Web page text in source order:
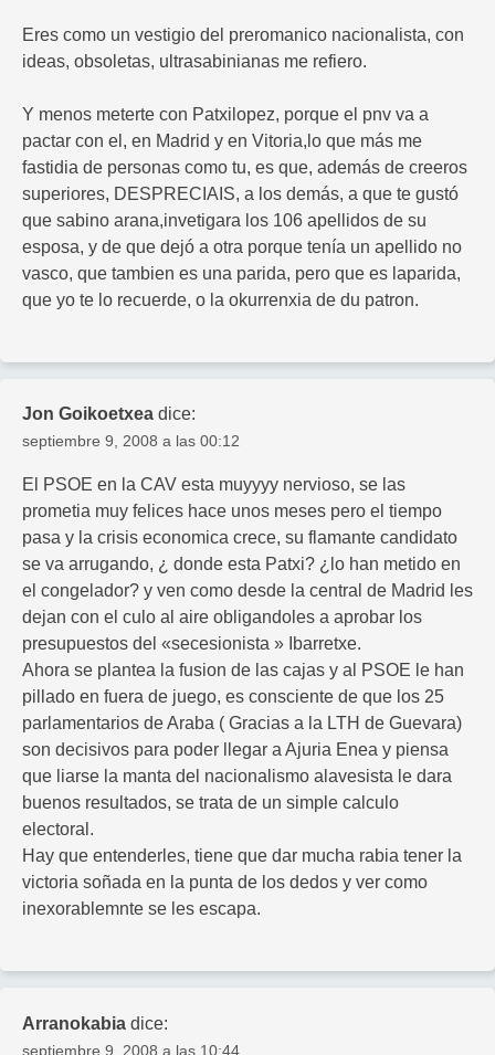
Eres como un vestigio del preromanico nacionalista, con
ideas, obsoletas, ultrasabinianas me refiero.
Y menos meterte con Patxilopez, porque el pnv va a
pactar con el, en Madrid y en Vitoria,lo que más me
fastidia de personas como tu, es que, además de creeros
superiores, DESPRECIAIS, a los demás, a que te gustó
que sabino arana,invetigara los 106 apellidos de su
esposa, y de que dejó a otra porque tenía un apellido no
vasco, que tambien es una parida, pero que es laparida,
que yo te lo recuerde, o la okurrenxia de du patron.
Jon Goikoetxea dice:
septiembre 9, 2008 a las 00:12
El PSOE en la CAV esta muyyyy nervioso, se las
prometia muy felices hace unos meses pero el tiempo
pasa y la crisis economica crece, su flamante candidato
se va arrugando, ¿ donde esta Patxi? ¿lo han metido en
el congelador? y ven como desde la central de Madrid les
dejan con el culo al aire obligandoles a aprobar los
presupuestos del «secesionista » Ibarretxe.
Ahora se plantea la fusion de las cajas y al PSOE le han
pillado en fuera de juego, es consciente de que los 25
parlamentarios de Araba ( Gracias a la LTH de Guevara)
son decisivos para poder llegar a Ajuria Enea y piensa
que liarse la manta del nacionalismo alavesista le dara
buenos resultados, se trata de un simple calculo
electoral.
Hay que entenderles, tiene que dar mucha rabia tener la
victoria soñada en la punta de los dedos y ver como
inexorablemnte se les escapa.
Arranokabia dice:
septiembre 9, 2008 a las 10:44